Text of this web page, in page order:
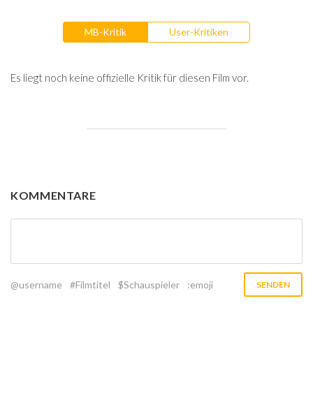
MB-Kritik User-Kritiken
Es liegt noch keine offizielle Kritik für diesen Film vor.
KOMMENTARE
@username #Filmtitel $Schauspieler :emoji